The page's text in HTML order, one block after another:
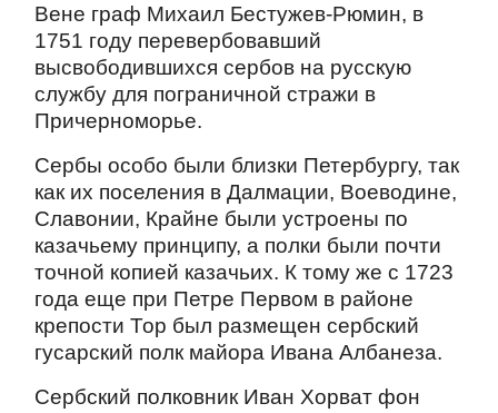
Вене граф Михаил Бестужев-Рюмин, в
1751 году перевербовавший
высвободившихся сербов на русскую
службу для пограничной стражи в
Причерноморье.
Сербы особо были близки Петербургу, так
как их поселения в Далмации, Воеводине,
Славонии, Крайне были устроены по
казачьему принципу, а полки были почти
точной копией казачьих. К тому же с 1723
года еще при Петре Первом в районе
крепости Тор был размещен сербский
гусарский полк майора Ивана Албанеза.
Сербский полковник Иван Хорват фон